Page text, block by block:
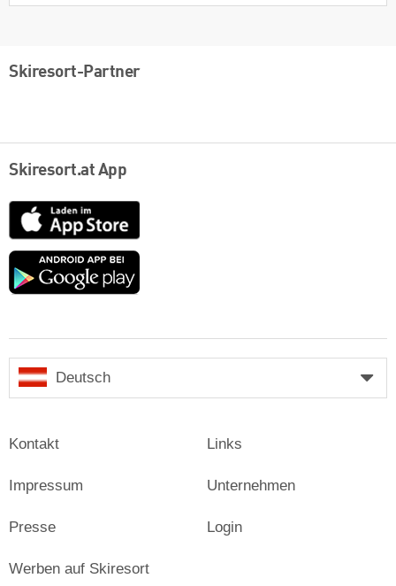
Skiresort-Partner
Skiresort.at App
App
Store
Google
Deutsch
Kontakt
Impressum
Presse
Links
Unternehmen
Login
Werben auf Skiresort